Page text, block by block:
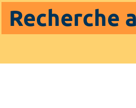
Recherche